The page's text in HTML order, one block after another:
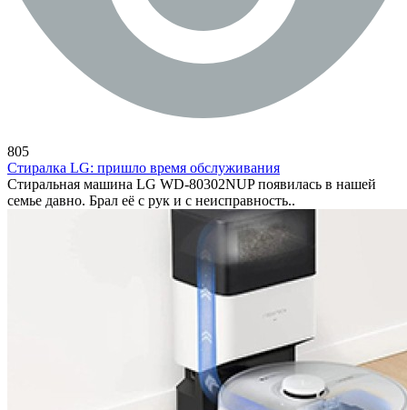
805
Стиралка LG: пришло время обслуживания
Стиральная машина LG WD-80302NUP появилась в нашей
семье давно. Брал её с рук и с неисправность..